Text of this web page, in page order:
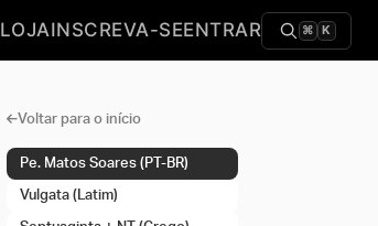
LOJAINSCREVA-SEENTRAR ⌘ K
Voltar para o início
Pe. Matos Soares (PT-BR)
Vulgata (Latim)